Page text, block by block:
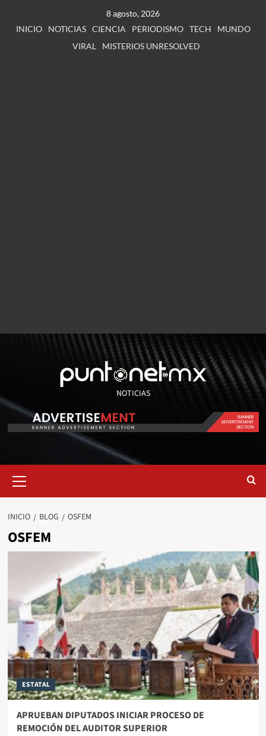
8 agosto, 2026
INICIO
NOTICIAS CIENCIA PERIODISMO TECH
MUNDO
VIRAL
MISTERIOS UNRESOLVED
NOTICIAS
INICIO BLOG OSFEM
OSFEM
ESTATAL
APRUEBAN DIPUTADOS INICIAR PROCESO DE
REMOCIÓN DEL AUDITOR SUPERIOR